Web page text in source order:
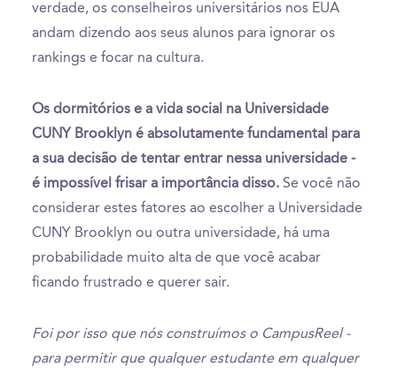
verdade, os conselheiros universitários nos EUA
andam dizendo aos seus alunos para ignorar os
rankings e focar na cultura.
Os dormitórios e a vida social na Universidade
CUNY Brooklyn é absolutamente fundamental para
a sua decisão de tentar entrar nessa universidade -
é impossível frisar a importância disso. Se você não
considerar estes fatores ao escolher a Universidade
CUNY Brooklyn ou outra universidade, há uma
probabilidade muito alta de que você acabar
ficando frustrado e querer sair.
Foi por isso que nós construímos o CampusReel -
para permitir que qualquer estudante em qualquer